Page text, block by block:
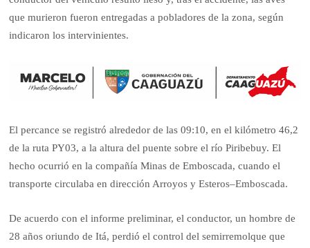
que murieron fueron entregadas a pobladores de la zona, según
indicaron los intervinientes.
El percance se registró alrededor de las 09:10, en el kilómetro 46,2
de la ruta PY03, a la altura del puente sobre el río Piribebuy. El
hecho ocurrió en la compañía Minas de Emboscada, cuando el
transporte circulaba en dirección Arroyos y Esteros–Emboscada.
De acuerdo con el informe preliminar, el conductor, un hombre de
28 años oriundo de Itá, perdió el control del semirremolque que